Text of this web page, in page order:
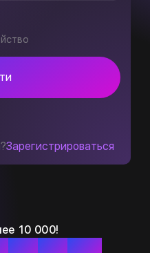
10 000!
Зарегистрироваться